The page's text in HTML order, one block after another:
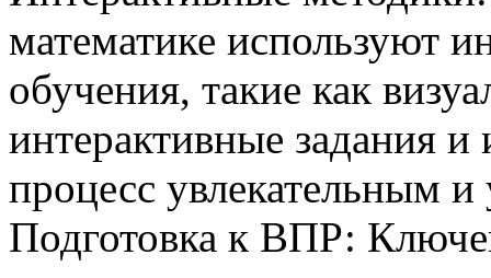
математике используют
обучения, такие как
интерактивные задания
процесс увлекательным и
Подготовка к ВПР: